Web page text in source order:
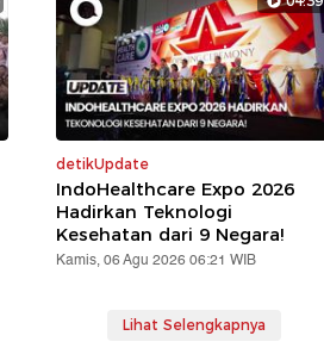
detikUpdate
IndoHealthcare Expo 2026
Hadirkan Teknologi
Kesehatan dari 9 Negara!
Kamis, 06 Agu 2026 06:21 WIB
Lihat Selengkapnya